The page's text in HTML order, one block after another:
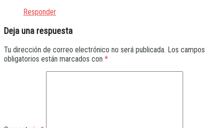
Responder
Deja una respuesta
Tu dirección de correo electrónico no será publicada. Los campos
obligatorios están marcados con *